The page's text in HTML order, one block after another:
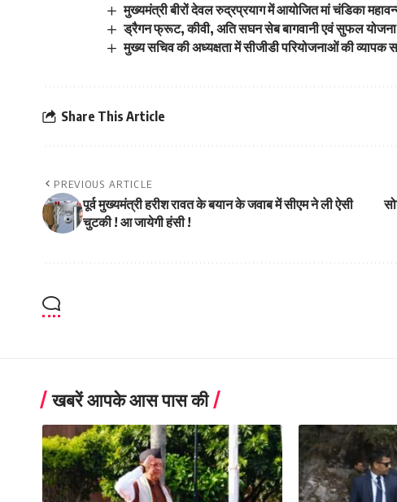
मुख्यमंत्री बीरों देवल रुद्रप्रयाग में आयोजित मां चंडिका
ड्रैगन फ्रूट, कीवी, अति सघन सेब बागवानी एवं सुफल
मुख्य सचिव की अध्यक्षता में सीजीडी परियोजनाओं की व्यापक
Share This Article
PREVIOUS ARTICLE
पूर्व मुख्यमंत्री हरीश रावत के बयान के जवाब में सीएम ने ली ऐसी
चुटकी ! आ जायेगी हंसी !
खबरें आपके आस पास की